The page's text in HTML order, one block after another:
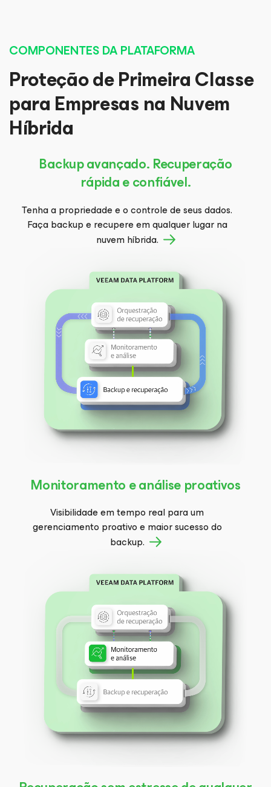
COMPONENTES DA PLATAFORMA
Proteção de Primeira Classe
para Empresas na Nuvem
Híbrida
Backup avançado. Recuperação
rápida e confiável.
Tenha a propriedade e o controle de seus dados.
Faça backup e recupere em qualquer lugar na
nuvem híbrida.
Monitoramento e análise proativos
Visibilidade em tempo real para um
gerenciamento proativo e maior sucesso do
backup.